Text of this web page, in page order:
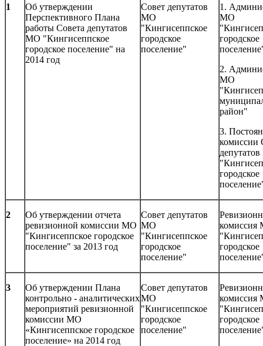
1
Об утверждении
Перспективного Плана
работы Совета депутатов
МО "Кингисеппское
городское поселение" на
2014 год
Совет депутатов
МО
"Кингисеппское
городское
поселение"
1.
МО
городское
2.
МО
район"
3.
комиссии
городское
2
Об утверждении отчета
ревизионной комиссии МО
"Кингисеппское городское
поселение" за 2013 год
Совет депутатов
МО
"Кингисеппское
городское
поселение"
городское
3
Об утверждении Плана
контрольно - аналитических
мероприятий ревизионной
комиссии МО
«Кингисеппское городское
поселение» на 2014 год
Совет депутатов
МО
"Кингисеппское
городское
поселение"
городское